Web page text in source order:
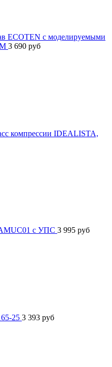
ECOTEN с моделируемыми
3 690 руб
компрессии IDEALISTA,
с УПС 3 995 руб
25 3 393 руб